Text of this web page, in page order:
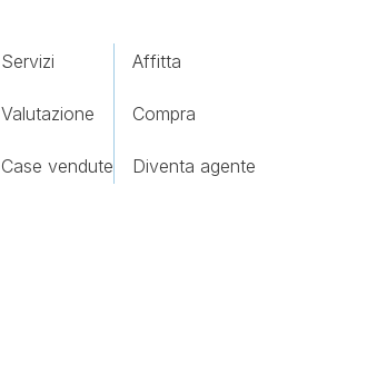
Servizi
Valutazione
Case vendute
Affitta
Compra
Diventa agente